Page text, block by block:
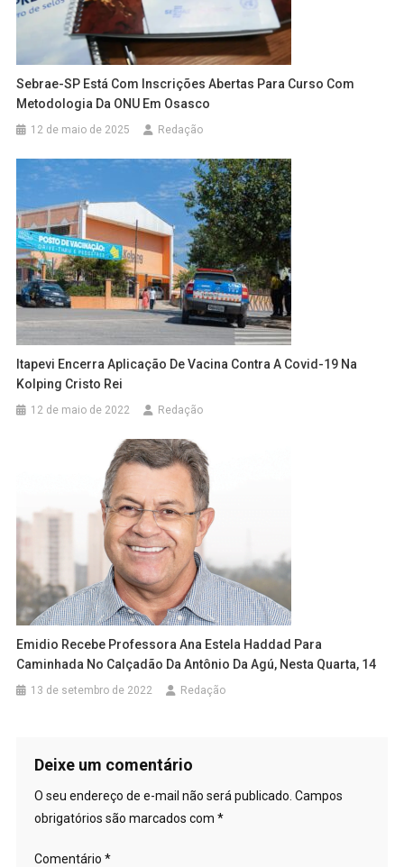
Sebrae-SP Está Com Inscrições Abertas Para Curso Com
Metodologia Da ONU Em Osasco
12 de maio de 2025 Redação
Itapevi Encerra Aplicação De Vacina Contra A Covid-19 Na
Kolping Cristo Rei
12 de maio de 2022 Redação
Emidio Recebe Professora Ana Estela Haddad Para
Caminhada No Calçadão Da Antônio Da Agú, Nesta Quarta, 14
13 de setembro de 2022 Redação
Deixe um comentário
O seu endereço de e-mail não será publicado. Campos
obrigatórios são marcados com *
Comentário *